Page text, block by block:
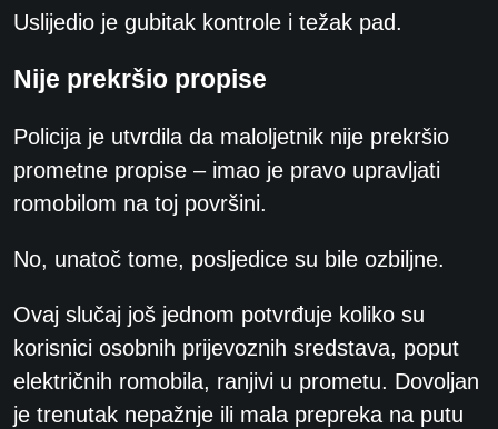
Uslijedio je gubitak kontrole i težak pad.
Nije prekršio propise
Policija je utvrdila da maloljetnik nije prekršio
prometne propise – imao je pravo upravljati
romobilom na toj površini.
No, unatoč tome, posljedice su bile ozbiljne.
Ovaj slučaj još jednom potvrđuje koliko su
korisnici osobnih prijevoznih sredstava, poput
električnih romobila, ranjivi u prometu. Dovoljan
je trenutak nepažnje ili mala prepreka na putu